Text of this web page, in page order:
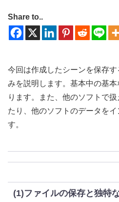
Share to..
今回は作成したシーンを保存
みを説明します。基本中の基
ります。また、他のソフトで
たり、他のソフトのデータを
す。
(1)ファイルの保存と独特